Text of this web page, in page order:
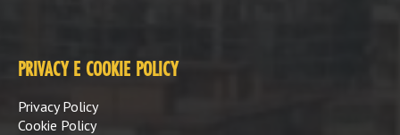
PRIVACY E COOKIE POLICY
Privacy Policy
Cookie Policy